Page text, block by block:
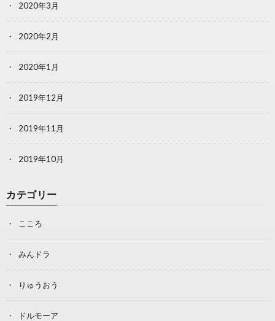
2020年3月
2020年2月
2020年1月
2019年12月
2019年11月
2019年10月
カテゴリー
こころ
みんドラ
りゅうおう
ドルモーア